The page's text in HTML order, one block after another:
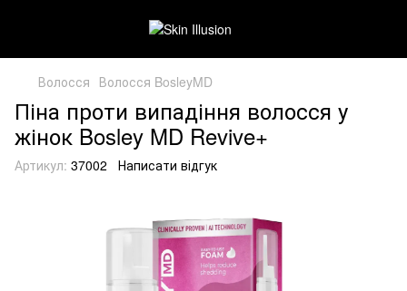
Волосся Волосся BosleyMD
Піна проти випадіння волосся у
жінок Bosley MD Revive+
Артикул: 37002 Написати відгук